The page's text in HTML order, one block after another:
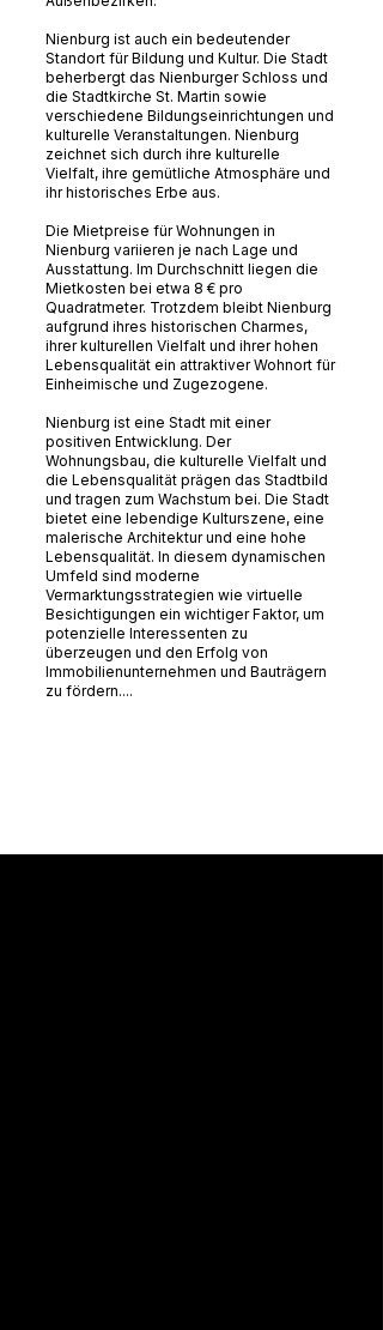
Nienburg ist auch ein bedeutender
Standort für Bildung und Kultur. Die Stadt
beherbergt das Nienburger Schloss und
die Stadtkirche St. Martin sowie
verschiedene Bildungseinrichtungen und
kulturelle Veranstaltungen. Nienburg
zeichnet sich durch ihre kulturelle
Vielfalt, ihre gemütliche Atmosphäre und
ihr historisches Erbe aus.
Die Mietpreise für Wohnungen in
Nienburg variieren je nach Lage und
Ausstattung. Im Durchschnitt liegen die
Mietkosten bei etwa 8 € pro
Quadratmeter. Trotzdem bleibt Nienburg
aufgrund ihres historischen Charmes,
ihrer kulturellen Vielfalt und ihrer hohen
Lebensqualität ein attraktiver Wohnort für
Einheimische und Zugezogene.
Nienburg ist eine Stadt mit einer
positiven Entwicklung. Der
Wohnungsbau, die kulturelle Vielfalt und
die Lebensqualität prägen das Stadtbild
und tragen zum Wachstum bei. Die Stadt
bietet eine lebendige Kulturszene, eine
malerische Architektur und eine hohe
Lebensqualität. In diesem dynamischen
Umfeld sind moderne
Vermarktungsstrategien wie virtuelle
Besichtigungen ein wichtiger Faktor, um
potenzielle Interessenten zu
überzeugen und den Erfolg von
Immobilienunternehmen und Bauträgern
zu fördern....